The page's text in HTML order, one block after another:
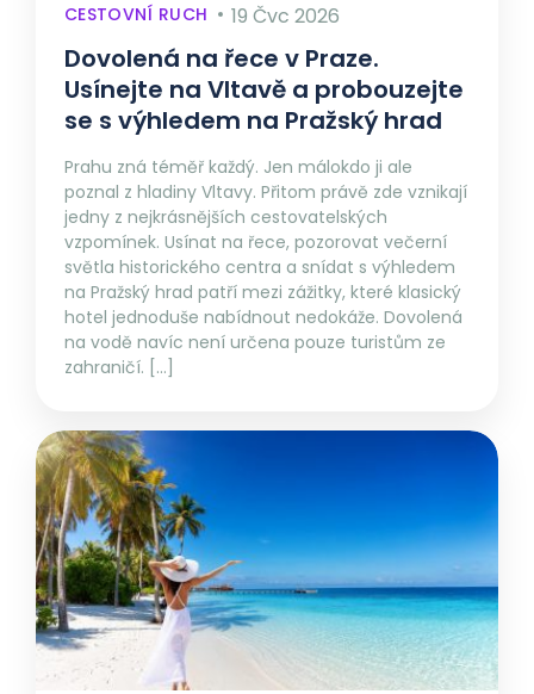
CESTOVNÍ RUCH 19 Čvc 2026
Dovolená na řece v Praze.
Usínejte na Vltavě a probouzejte
se s výhledem na Pražský hrad
Prahu zná téměř každý. Jen málokdo ji ale
poznal z hladiny Vltavy. Přitom právě zde vznikají
jedny z nejkrásnějších cestovatelských
vzpomínek. Usínat na řece, pozorovat večerní
světla historického centra a snídat s výhledem
na Pražský hrad patří mezi zážitky, které klasický
hotel jednoduše nabídnout nedokáže. Dovolená
na vodě navíc není určena pouze turistům ze
zahraničí. […]